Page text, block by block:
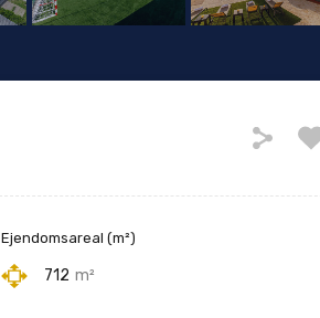
Ejendomsareal (m²)
712 m²